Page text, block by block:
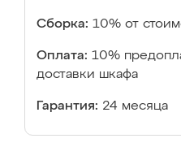
Сборка: 10% от
Оплата: 10%
доставки шкафа
Гарантия: 24 месяца